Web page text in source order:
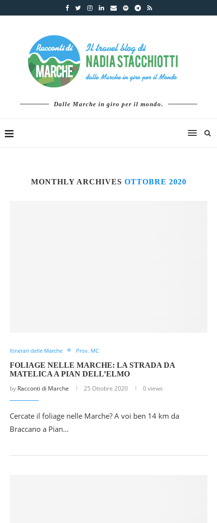
Dalle Marche in giro per il mondo.
MONTHLY ARCHIVES OTTOBRE 2020
Itinerari delle Marche Prov. MC
FOLIAGE NELLE MARCHE: LA STRADA DA
MATELICA A PIAN DELL’ELMO
by Racconti di Marche 25 Ottobre 2020 0 views
Cercate il foliage nelle Marche? A voi ben 14 km da
Braccano a Pian…